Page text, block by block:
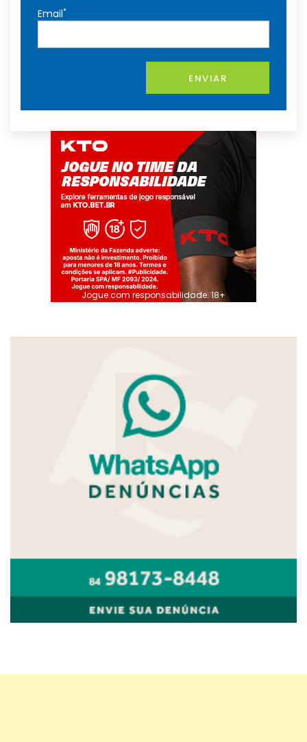
Email*
ENVIAR
Jogue com responsabilidade. 18+